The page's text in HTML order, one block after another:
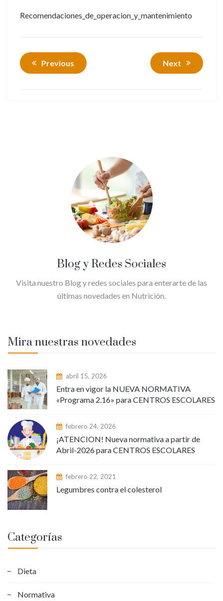
Recomendaciones_de_operacion_y_mantenimiento
Previous Next
Blog y Redes Sociales
Visita nuestro Blog y redes sociales para enterarte de las
últimas novedades en Nutrición.
Mira nuestras novedades
abril 15, 2026
Entra en vigor la NUEVA NORMATIVA
«Programa 2.16» para CENTROS ESCOLARES
febrero 24, 2026
¡ATENCION! Nueva normativa a partir de
Abril-2026 para CENTROS ESCOLARES
febrero 22, 2021
Legumbres contra el colesterol
Categorías
Dieta
Normativa